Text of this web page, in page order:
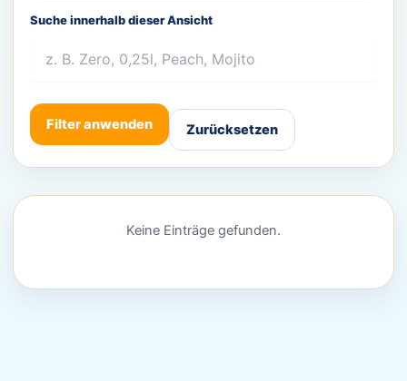
Suche innerhalb dieser Ansicht
Filter anwenden Zurücksetzen
Keine Einträge gefunden.